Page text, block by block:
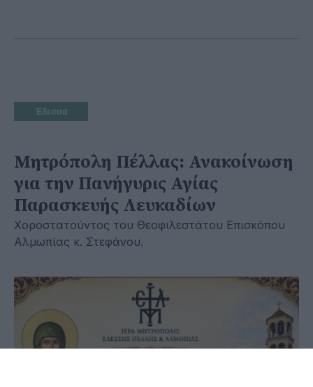
Έδεσσα
Μητρόπολη Πέλλας: Ανακοίνωση
για την Πανήγυρις Αγίας
Παρασκευής Λευκαδίων
Χοροστατούντος του Θεοφιλεστάτου Επισκόπου
Αλμωπίας κ. Στεφάνου.